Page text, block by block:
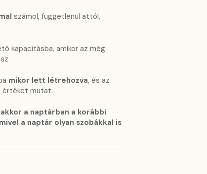
számol, függetlenül attól,
kapacitásba, amikor az még
mikor lett létrehozva, és az
értéket mutat.
a naptárban a korábbi
a naptár olyan szobákkal is